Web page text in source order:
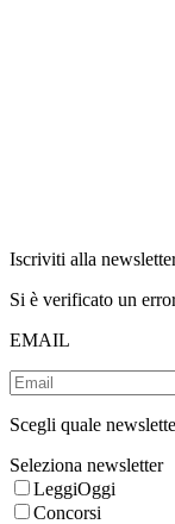
Iscriviti alla
Si è verificato un
EMAIL
Scegli quale
Seleziona newsletter
LeggiOggi
Concorsi